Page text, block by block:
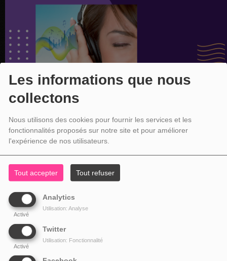
Les informations que nous
collectons
Nous utilisons des cookies pour fournir les services et les
fonctionnalités proposés sur notre site et pour améliorer
l'expérience de nos utilisateurs.
Tout accepter Tout refuser
Analytics
Activé
Utilisation: Analyse
Twitter
Activé
Utilisation: Fonctionnalité